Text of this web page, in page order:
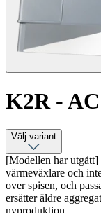
K2R - AC
Välj variant
[Modellen har
värmeväxlare och
over spisen, och
ersätter äldre